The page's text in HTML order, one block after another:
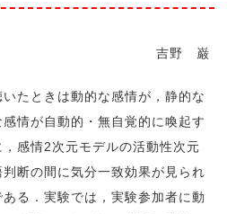
吉野 巌
たときは動的な感情が，静的な
情が自動的・無自覚的に喚起す
感情2次元モデルの活動性次元
断の間に気分一致効果が見られ
る．実験では，実験参加者に動